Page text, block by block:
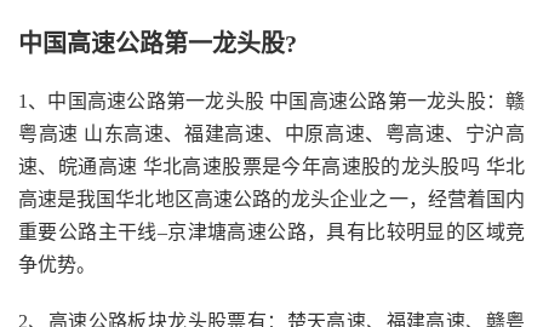
中国高速公路第一龙头股?
1、中国高速公路第一龙头股 中国高速公路第一龙头股：赣
粤高速 山东高速、福建高速、中原高速、粤高速、宁沪高
速、皖通高速 华北高速股票是今年高速股的龙头股吗 华北
高速是我国华北地区高速公路的龙头企业之一，经营着国内
重要公路主干线–京津塘高速公路，具有比较明显的区域竞
争优势。
2、高速公路板块龙头股票有：楚天高速、福建高速、赣粤